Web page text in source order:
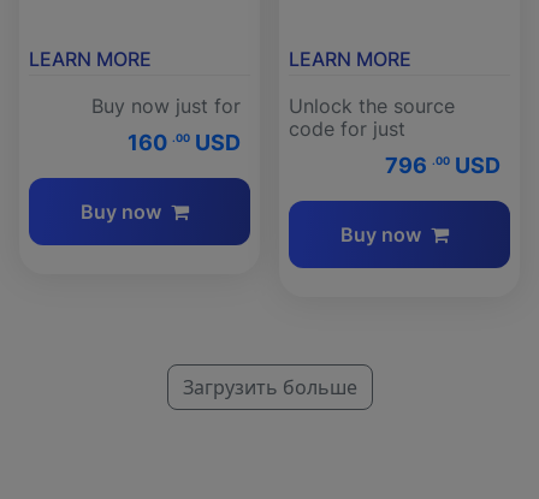
LEARN MORE
Buy now just for
160 .00 USD
Buy now
LEARN MORE
Unlock the source
code for just
796 .00 USD
Buy now
Загрузить больше